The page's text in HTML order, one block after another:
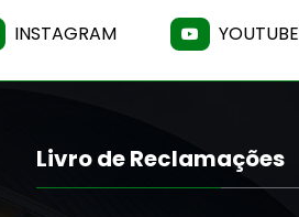
INSTAGRAM YOUTUBE
Livro de Reclamações